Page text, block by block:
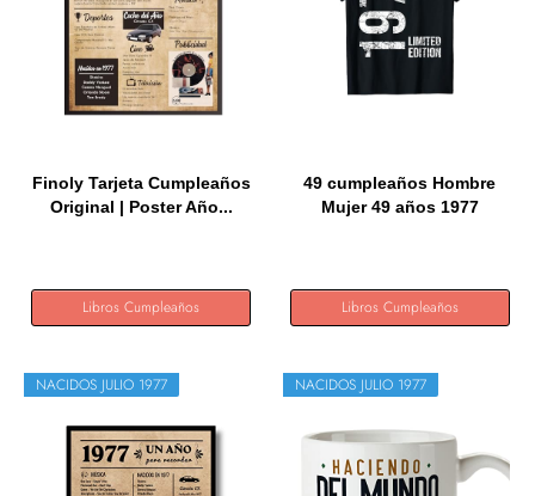
Finoly Tarjeta Cumpleaños
Original | Poster Año...
Libros Cumpleaños
49 cumpleaños Hombre
Mujer 49 años 1977
Libros Cumpleaños
NACIDOS JULIO 1977 NACIDOS JULIO 1977